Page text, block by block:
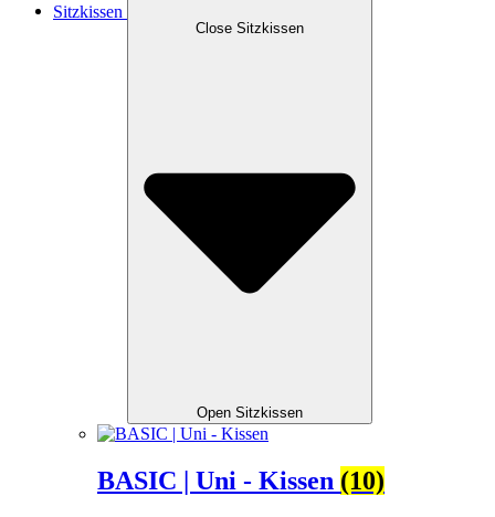
Sitzkissen
Close Sitzkissen
Open Sitzkissen
BASIC | Uni - Kissen (10)